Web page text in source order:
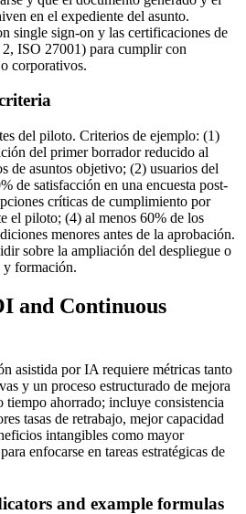
en el expediente del asunto.
single sign-on y las certificaciones de
ISO 27001) para cumplir con
corporativos.
del piloto. Criterios de ejemplo: (1)
del primer borrador reducido al
de asuntos objetivo; (2) usuarios del
de satisfacción en una encuesta post-
críticas de cumplimiento por
el piloto; (4) al menos 60% de los
menores antes de la aprobación.
sobre la ampliación del despliegue o
y formación.
and Continuous
asistida por IA requiere métricas tanto
y un proceso estructurado de mejora
ahorrado; incluye consistencia
tasas de retrabajo, mejor capacidad
intangibles como mayor
enfocarse en tareas estratégicas de
and example formulas